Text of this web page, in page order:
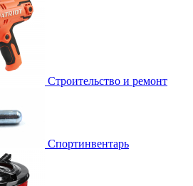
Строительство и ремонт
Спортинвентарь